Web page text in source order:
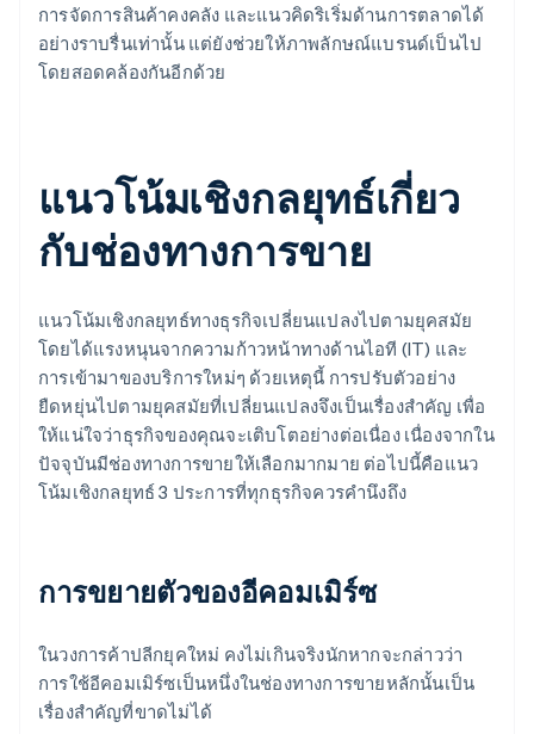
การจัดการสินค้าคงคลัง และแนวคิดริเริ่มด้านการตลาดได้
อย่างราบรื่นเท่านั้น แต่ยังช่วยให้ภาพลักษณ์แบรนด์เป็นไป
โดยสอดคล้องกันอีกด้วย
แนวโน้มเชิงกลยุทธ์เกี่ยว
กับช่องทางการขาย
แนวโน้มเชิงกลยุทธ์ทางธุรกิจเปลี่ยนแปลงไปตามยุคสมัย
โดยได้แรงหนุนจากความก้าวหน้าทางด้านไอที (IT) และ
การเข้ามาของบริการใหม่ๆ ด้วยเหตุนี้ การปรับตัวอย่าง
ยืดหยุ่นไปตามยุคสมัยที่เปลี่ยนแปลงจึงเป็นเรื่องสำคัญ เพื่อ
ให้แน่ใจว่าธุรกิจของคุณจะเติบโตอย่างต่อเนื่อง เนื่องจากใน
ปัจจุบันมีช่องทางการขายให้เลือกมากมาย ต่อไปนี้คือแนว
โน้มเชิงกลยุทธ์ 3 ประการที่ทุกธุรกิจควรคำนึงถึง
การขยายตัวของอีคอมเมิร์ซ
ในวงการค้าปลีกยุคใหม่ คงไม่เกินจริงนักหากจะกล่าวว่า
การใช้อีคอมเมิร์ซเป็นหนึ่งในช่องทางการขายหลักนั้นเป็น
เรื่องสำคัญที่ขาดไม่ได้